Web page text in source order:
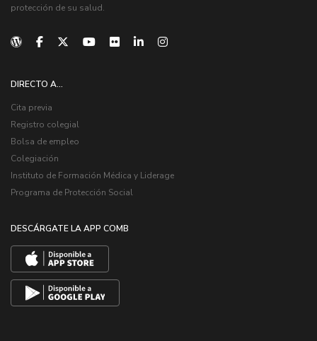
protección de su salud.
DIRECTO A...
Cita previa
Registro colegial
Bolsa de empleo
Colegiación
Instituto de Formación Médica y Liderage
Programa de Protección Social
DESCÁRGATE LA APP COMB